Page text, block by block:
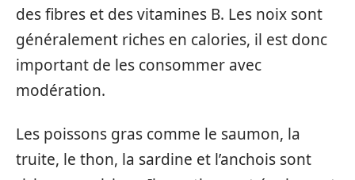
des fibres et des vitamines B. Les noix sont
généralement riches en calories, il est donc
important de les consommer avec
modération.
Les poissons gras comme le saumon, la
truite, le thon, la sardine et l’anchois sont